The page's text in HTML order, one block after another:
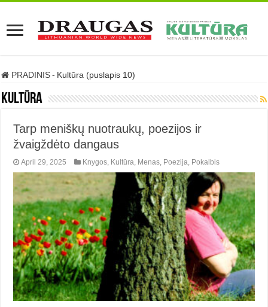
PRADINIS - Kultūra (puslapis 10)
Kultūra
Tarp meniškų nuotraukų, poezijos ir
žvaigždėto dangaus
April 29, 2025 Knygos, Kultūra, Menas, Poezija, Pokalbis